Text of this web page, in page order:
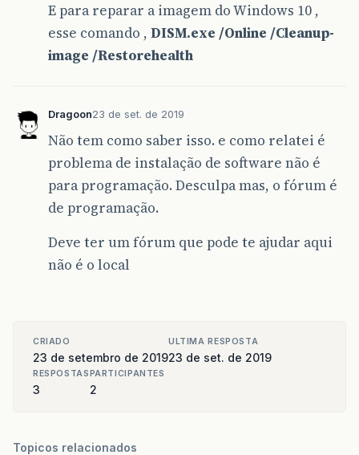
E para reparar a imagem do Windows 10 ,
esse comando , DISM.exe /Online /Cleanup-
image /Restorehealth
Dragoon23 de set. de 2019
Não tem como saber isso. e como relatei é
problema de instalação de software não é
para programação. Desculpa mas, o fórum é
de programação.
Deve ter um fórum que pode te ajudar aqui
não é o local
CRIADO
23 de setembro de 2019
ULTIMA RESPOSTA
23 de set. de 2019
RESPOSTAS
3
PARTICIPANTES
2
Topicos relacionados